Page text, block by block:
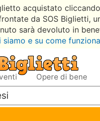
acquistato
da SOS Biglietti,
sarà devoluto in
siamo e su come
Opere di bene